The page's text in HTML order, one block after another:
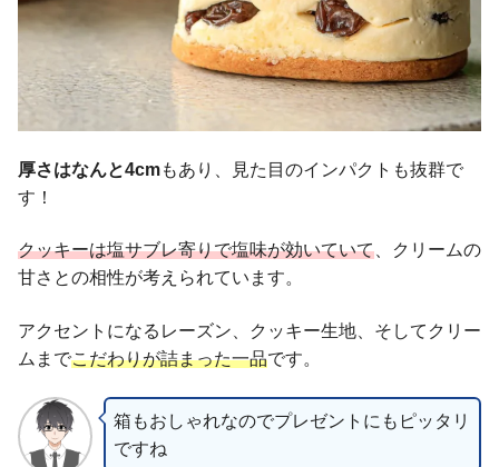
厚さはなんと4cmもあり、見た目のインパクトも抜群で
す！
クッキーは塩サブレ寄りで塩味が効いていて 、クリームの
甘さとの相性が考えられています。
アクセントになるレーズン、クッキー生地、そしてクリー
ムまでこだわりが詰まった一品です。
箱もおしゃれなのでプレゼントにもピッタリ
ですね